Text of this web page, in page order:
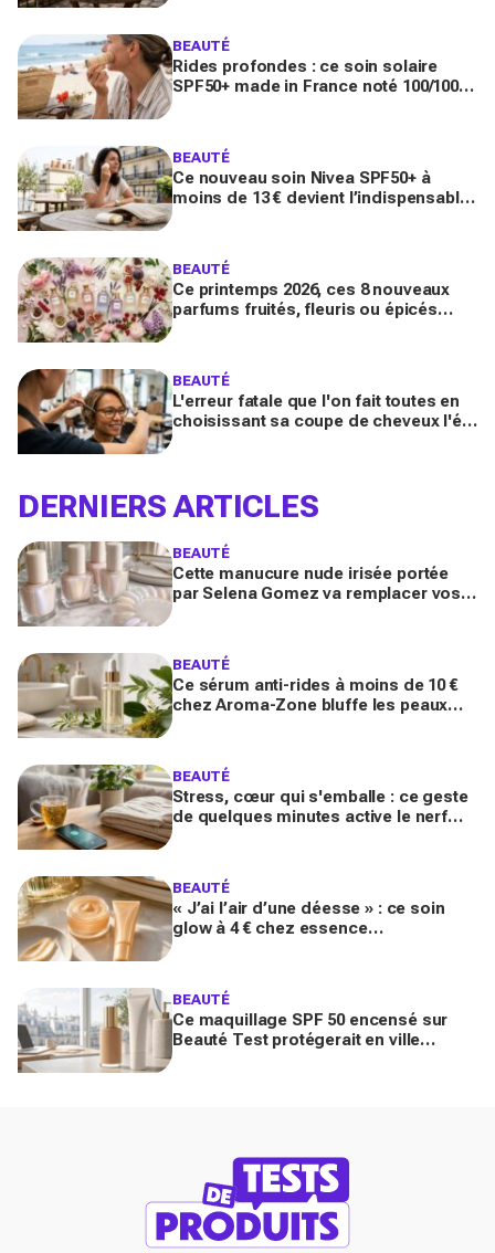
BEAUTÉ
Rides profondes : ce soin solaire
SPF50+ made in France noté 100/100
BEAUTÉ
Ce nouveau soin Nivea SPF50+ à
moins de 13 € devient l’indispensable
BEAUTÉ
Ce printemps 2026, ces 8 nouveaux
parfums fruités, fleuris ou épicés
BEAUTÉ
L'erreur fatale que l'on fait toutes en
choisissant sa coupe de cheveux l'été
DERNIERS ARTICLES
BEAUTÉ
Cette manucure nude irisée portée
par Selena Gomez va remplacer vos
BEAUTÉ
Ce sérum anti-rides à moins de 10 €
chez Aroma-Zone bluffe les peaux
BEAUTÉ
Stress, cœur qui s'emballe : ce geste
de quelques minutes active le nerf
BEAUTÉ
« J’ai l’air d’une déesse » : ce soin
glow à 4 € chez essence
BEAUTÉ
Ce maquillage SPF 50 encensé sur
Beauté Test protégerait en ville